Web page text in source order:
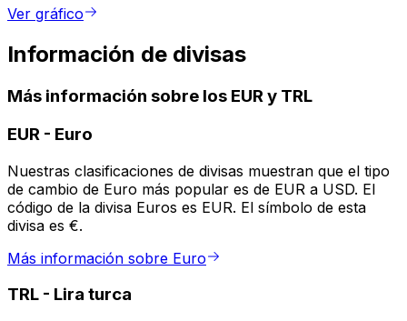
Ver gráfico
Información de divisas
Más información sobre los EUR y TRL
EUR - Euro
Nuestras clasificaciones de divisas muestran que el tipo
de cambio de Euro más popular es de EUR a USD. El
código de la divisa Euros es EUR. El símbolo de esta
divisa es €.
Más información sobre Euro
TRL - Lira turca